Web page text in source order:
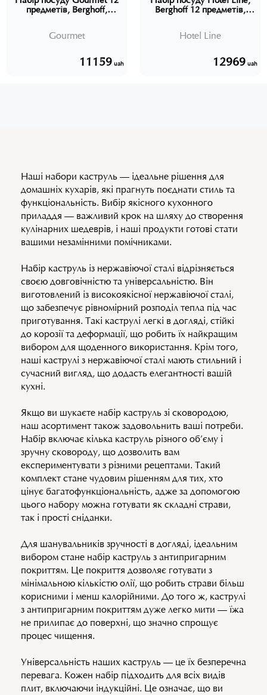
предметів, Berghoff,
Gourmet
11159 uah
Berghoff 12 предметів,
Hotel Line
12969 uah
Наші набори каструль — ідеальне рішення для
домашніх кухарів, які прагнуть поєднати стиль та
функціональність. Вибір якісного кухонного
приладдя — важливий крок на шляху до створення
кулінарних шедеврів, і наші продукти готові стати
вашими незамінними помічниками.
Набір каструль із нержавіючої сталі відрізняється
своєю довговічністю та універсальністю. Він
виготовлений із високоякісної нержавіючої сталі,
що забезпечує рівномірний розподіл тепла під час
приготування. Такі каструлі легкі в догляді, стійкі
до корозії та деформації, що робить їх найкращим
вибором для щоденного використання. Крім того,
наші каструлі з нержавіючої сталі мають стильний і
сучасний вигляд, що додасть елегантності вашій
кухні.
Якщо ви шукаєте набір каструль зі сковородою,
наш асортимент також задовольнить ваші потреби.
Набір включає кілька каструль різного об’єму і
зручну сковороду, що дозволить вам
експериментувати з різними рецептами. Такий
комплект стане чудовим рішенням для тих, хто
цінує багатофункціональність, адже за допомогою
цього набору можна готувати як складні страви,
так і прості сніданки.
Для шанувальників зручності в догляді, ідеальним
вибором стане набір каструль з антипригарним
покриттям. Це покриття дозволяє готувати з
мінімальною кількістю олії, що робить страви більш
корисними і менш калорійними. До того ж, каструлі
з антипригарним покриттям дуже легко мити — їжа
не прилипає до поверхні, що значно спрощує
процес чищення.
Універсальність наших каструль — це їх безперечна
перевага. Кожен набір підходить для всіх видів
плит, включаючи індукційні. Це означає, що ви